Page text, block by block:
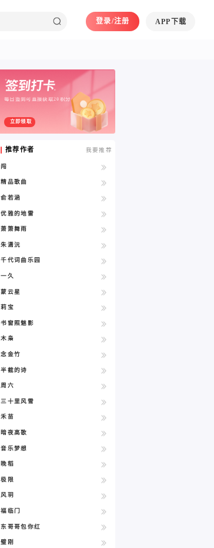
登录/注册 APP下载
每日签到可直接获取20积分
立即领取
推荐作者 我要推荐
闯
精品歌曲
俞若涵
优雅的地雷
萧箫舞雨
朱潇沅
千代词曲乐园
一久
蒙云星
莉宝
书窗照魅影
木枭
念金竹
半截的诗
周六
三十里风雪
禾苗
暗夜高歌
音乐梦想
晚稻
极限
风玥
福临门
东哥哥包你红
璧刚